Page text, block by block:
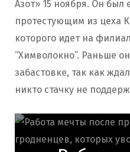
Азот» 15 ноября. Он был
протестующим из цеха
которого идет на
“Химволокно”. Раньше
забастовке, так как
никто стачку не